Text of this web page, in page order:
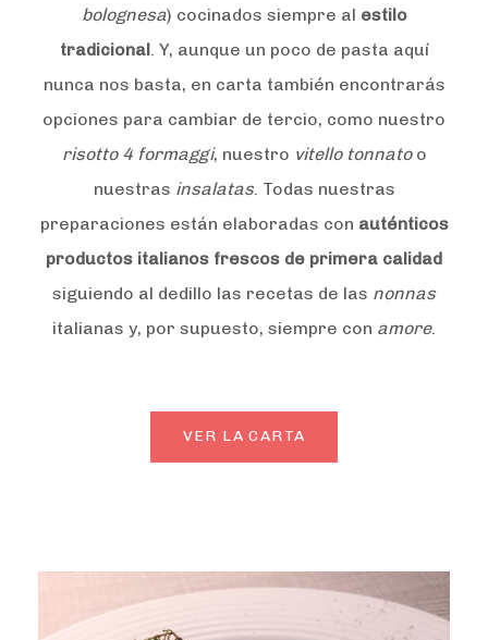
bolognesa) cocinados siempre al estilo
tradicional. Y, aunque un poco de pasta aquí
nunca nos basta, en carta también encontrarás
opciones para cambiar de tercio, como nuestro
risotto 4 formaggi, nuestro vitello tonnatoo
nuestras insalatas. Todas nuestras
preparaciones están elaboradas con auténticos
productos italianos frescos de primera calidad
siguiendo al dedillo las recetas de las nonnas
italianas y, por supuesto, siempre con amore.
VER LA CARTA